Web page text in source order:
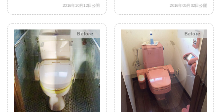
2016年10月12日公開 2016年05月02日公開
After After